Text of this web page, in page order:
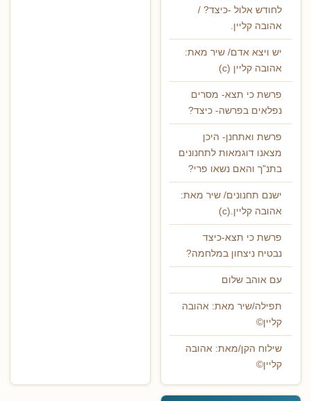
לחודש אלול -כיצד? /
אהובה קליין.
יש ויצא אדם/ שיר מאת:
אהובה קליין (c)
פרשת כי תצא- מסרים
נפלאים בפרשה- כיצד?
פרשת ואתחנן- היכן
מצאנו דוגמאות לתחנונים
בתנ"ך והאם נשאו פרי?
ישנם תחנונים/ שיר מאת:
אהובה קליין.(c)
פרשת כי תצא-כיצד
נבטיח ניצחון במלחמה?
עם אוהב שלום
תפילה/שיר מאת: אהובה
קליין©
שילוח הקן/מאת: אהובה
קליין©